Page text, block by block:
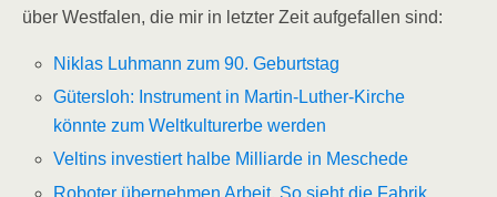
über Westfalen, die mir in letzter Zeit aufgefallen sind:
Niklas Luhmann zum 90. Geburtstag
Gütersloh: Instrument in Martin-Luther-Kirche
könnte zum Weltkulturerbe werden
Veltins investiert halbe Milliarde in Meschede
Roboter übernehmen Arbeit. So sieht die Fabrik